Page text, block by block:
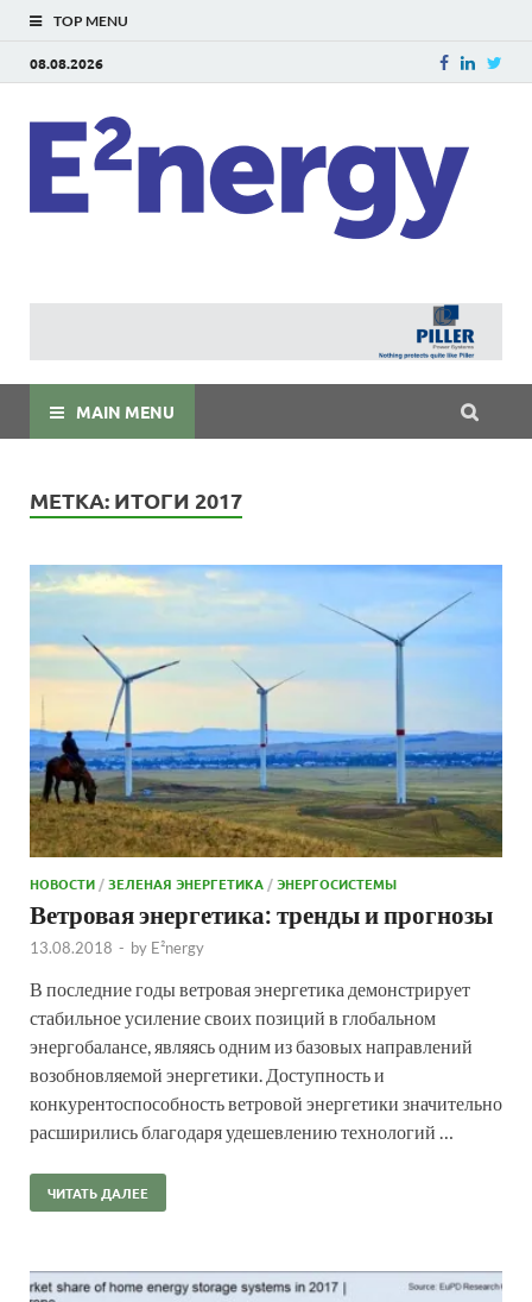
TOP MENU
08.08.2026
MAIN MENU
МЕТКА: ИТОГИ 2017
НОВОСТИ /ЗЕЛЕНАЯ ЭНЕРГЕТИКА /ЭНЕРГОСИСТЕМЫ
Ветровая энергетика: тренды и прогнозы
13.08.2018 - by E²nergy
В последние годы ветровая энергетика демонстрирует
стабильное усиление своих позиций в глобальном
энергобалансе, являясь одним из базовых направлений
возобновляемой энергетики. Доступность и
конкурентоспособность ветровой энергетики значительно
расширились благодаря удешевлению технологий …
ЧИТАТЬ ДАЛЕЕ